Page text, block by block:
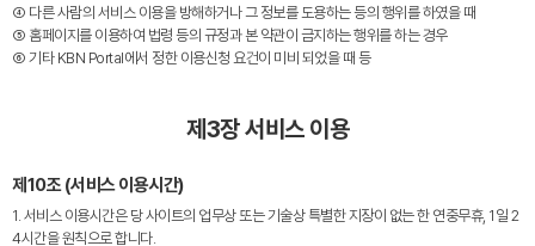
④ 다른 사람의 서비스 이용을 방해하거나 그 정보를 도용하는 등의 행위를 하였을 때
⑤ 홈페이지를 이용하여 법령 등의 규정과 본 약관이 금지하는 행위를 하는 경우
⑥ 기타 KBN Portal에서 정한 이용신청 요건이 미비 되었을 때 등
제3장 서비스 이용
제10조 (서비스 이용시간)
1. 서비스 이용시간은 당 사이트의 업무상 또는 기술상 특별한 지장이 없는 한 연중무휴, 1일 2
4시간을 원칙으로 합니다.